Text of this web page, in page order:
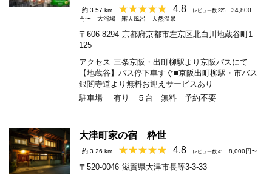
約 3.57 km 4.8 レビュー数:325
34,800
円〜
大浴場 露天風呂 天然温泉
〒606-8294 京都府京都市左京区北白川地蔵谷町1-
125
アクセス 三条京阪・出町柳駅より京阪バスにて
【地蔵谷】バス停下車すぐ■京阪出町柳駅・市バス
銀閣寺道より無料お迎えサービスあり
駐車場
有り ５台 無料 予約不要
大津町家の宿 粋世
約 3.26 km 4.8 レビュー数:41 8,000円〜
〒520-0046 滋賀県大津市長等3-3-33